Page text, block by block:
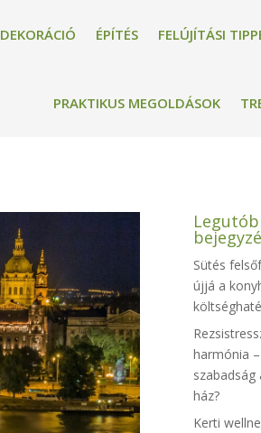
DEKORÁCIÓ ÉPÍTÉS FELÚJÍTÁSI
PRAKTIKUS MEGOLDÁSOK
Sütés
újjá a
harmónia
ház?
Kerti